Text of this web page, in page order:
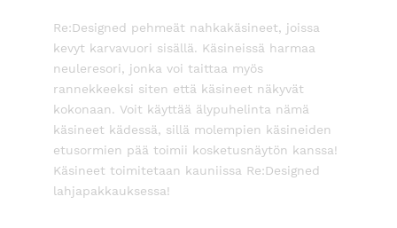
Re:Designed pehmeät nahkakäsineet, joissa
kevyt karvavuori sisällä. Käsineissä harmaa
neuleresori, jonka voi taittaa myös
rannekkeeksi siten että käsineet näkyvät
kokonaan. Voit käyttää älypuhelinta nämä
käsineet kädessä, sillä molempien käsineiden
etusormien pää toimii kosketusnäytön kanssa!
Käsineet toimitetaan kauniissa Re:Designed
lahjapakkauksessa!